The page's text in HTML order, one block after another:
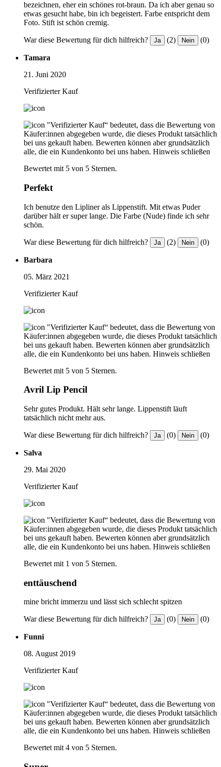
bezeichnen, eher ein schönes rot-braun. Da ich aber genau so
etwas gesucht habe, bin ich begeistert. Farbe entspricht dem
Foto. Stift ist schön cremig.
War diese Bewertung für dich hilfreich? Ja (2) Nein (0)
Tamara
21. Juni 2020
Verifizierter Kauf
"Verifizierter Kauf“ bedeutet, dass die Bewertung von
Käufer:innen abgegeben wurde, die dieses Produkt tatsächlich
bei uns gekauft haben. Bewerten können aber grundsätzlich
alle, die ein Kundenkonto bei uns haben. Hinweis schließen
Bewertet mit 5 von 5 Sternen.
Perfekt
Ich benutze den Lipliner als Lippenstift. Mit etwas Puder
darüber hält er super lange. Die Farbe (Nude) finde ich sehr
schön.
War diese Bewertung für dich hilfreich? Ja (2) Nein (0)
Barbara
05. März 2021
Verifizierter Kauf
"Verifizierter Kauf“ bedeutet, dass die Bewertung von
Käufer:innen abgegeben wurde, die dieses Produkt tatsächlich
bei uns gekauft haben. Bewerten können aber grundsätzlich
alle, die ein Kundenkonto bei uns haben. Hinweis schließen
Bewertet mit 5 von 5 Sternen.
Avril Lip Pencil
Sehr gutes Produkt. Hält sehr lange. Lippenstift läuft
tatsächlich nicht mehr aus.
War diese Bewertung für dich hilfreich? Ja (0) Nein (0)
Salva
29. Mai 2020
Verifizierter Kauf
"Verifizierter Kauf“ bedeutet, dass die Bewertung von
Käufer:innen abgegeben wurde, die dieses Produkt tatsächlich
bei uns gekauft haben. Bewerten können aber grundsätzlich
alle, die ein Kundenkonto bei uns haben. Hinweis schließen
Bewertet mit 1 von 5 Sternen.
enttäuschend
mine bricht immerzu und lässt sich schlecht spitzen
War diese Bewertung für dich hilfreich? Ja (0) Nein (0)
Funni
08. August 2019
Verifizierter Kauf
"Verifizierter Kauf“ bedeutet, dass die Bewertung von
Käufer:innen abgegeben wurde, die dieses Produkt tatsächlich
bei uns gekauft haben. Bewerten können aber grundsätzlich
alle, die ein Kundenkonto bei uns haben. Hinweis schließen
Bewertet mit 4 von 5 Sternen.